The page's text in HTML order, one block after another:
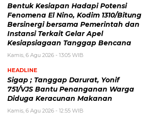
Bentuk Kesiapan Hadapi Potensi
Fenomena El Nino, Kodim 1310/Bitung
Bersinergi bersama Pemerintah dan
Instansi Terkait Gelar Apel
Kesiapsiagaan Tanggap Bencana
Kamis, 6 Agu 2026 - 13:05 WIB
HEADLINE
Sigap ; Tanggap Darurat, Yonif
751/VJS Bantu Penanganan Warga
Diduga Keracunan Makanan
Kamis, 6 Agu 2026 - 12:55 WIB